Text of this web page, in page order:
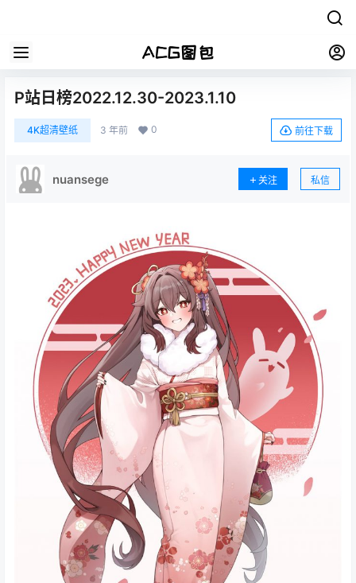
P站日榜2022.12.30-2023.1.10
4K超清壁纸 3 年前 0 前往下载
nuansege 关注 私信